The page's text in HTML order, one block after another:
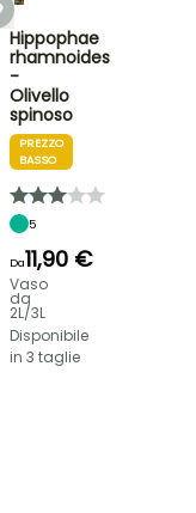
Hippophae
rhamnoides
-
Olivello
spinoso
PREZZO
BASSO
5
Da11,90 €
Vaso
da
2L/3L
Disponibile
in 3 taglie